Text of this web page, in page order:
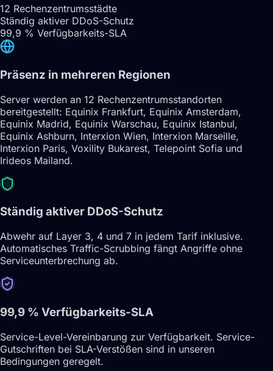
12 Rechenzentrumsstädte
Ständig aktiver DDoS-Schutz
99,9 % Verfügbarkeits-SLA
Präsenz in mehreren Regionen
Server werden an 12 Rechenzentrumsstandorten
bereitgestellt: Equinix Frankfurt, Equinix Amsterdam,
Equinix Madrid, Equinix Warschau, Equinix Istanbul,
Equinix Ashburn, Interxion Wien, Interxion Marseille,
Interxion Paris, Voxility Bukarest, Telepoint Sofia und
Irideos Mailand.
Ständig aktiver DDoS-Schutz
Abwehr auf Layer 3, 4 und 7 in jedem Tarif inklusive.
Automatisches Traffic-Scrubbing fängt Angriffe ohne
Serviceunterbrechung ab.
99,9 % Verfügbarkeits-SLA
Service-Level-Vereinbarung zur Verfügbarkeit. Service-
Gutschriften bei SLA-Verstößen sind in unseren
Bedingungen geregelt.